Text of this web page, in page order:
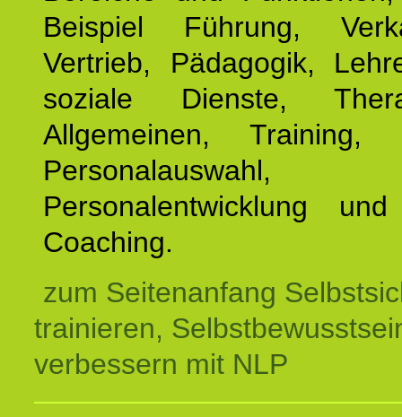
Beispiel Führung,
Vertrieb, Pädagogik,
soziale Dienste,
Allgemeinen, Training,
Personalauswahl,
Personalentwicklung
Coaching.
zum Seitenanfang
trainieren,
verbessern mit NLP